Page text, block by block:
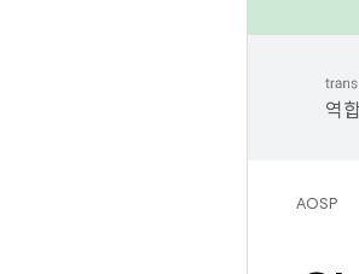
역
AOSP